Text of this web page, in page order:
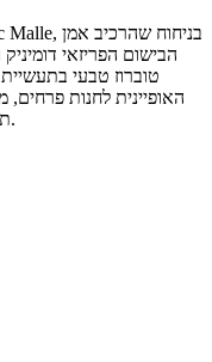
הבישום הפריזאי
טוברוז טבעי
האופיינית לחנות פרחים,
תווים של ברגמוט, יסמין ומאסק. א.ד.פ 50 מיל.